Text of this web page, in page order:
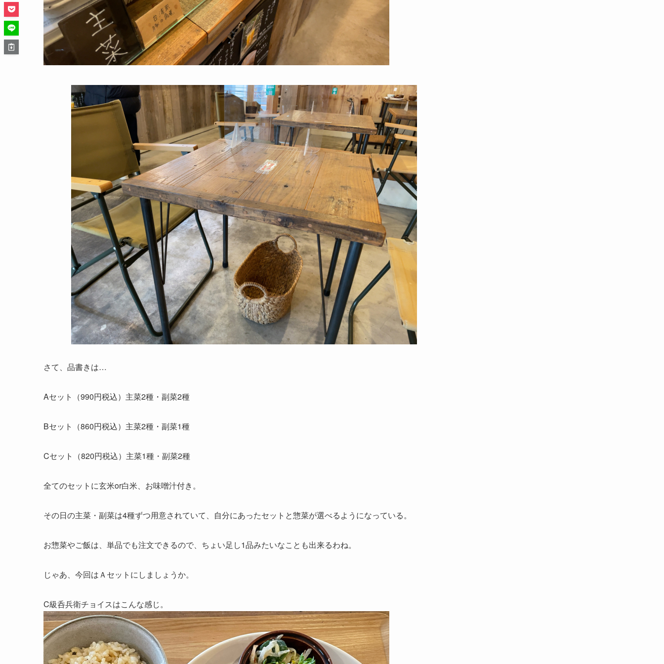
さて、品書きは…
Aセット（990円税込）主菜2種・副菜2種
Bセット（860円税込）主菜2種・副菜1種
Cセット（820円税込）主菜1種・副菜2種
全てのセットに玄米or白米、お味噌汁付き。
その日の主菜・副菜は4種ずつ用意されていて、自分にあったセットと惣菜が選べるようになっている。
お惣菜やご飯は、単品でも注文できるので、ちょい足し1品みたいなことも出来るわね。
じゃあ、今回はＡセットにしましょうか。
C級呑兵衛チョイスはこんな感じ。